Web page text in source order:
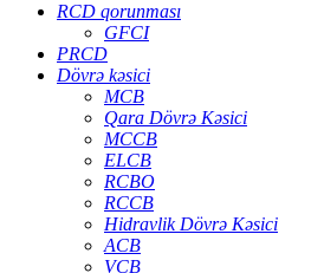
RCD qorunması
GFCI
PRCD
Dövrə kəsici
MCB
Qara Dövrə Kəsici
MCCB
ELCB
RCBO
RCCB
Hidravlik Dövrə Kəsici
ACB
VCB